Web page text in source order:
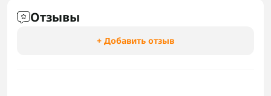
Отзывы
+ Добавить отзыв